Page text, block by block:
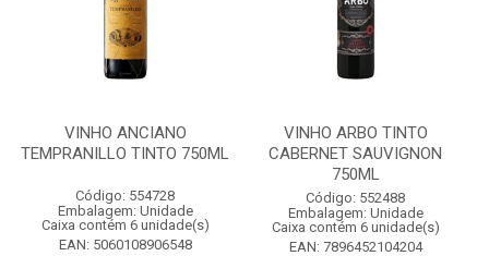
VINHO ANCIANO
TEMPRANILLO TINTO 750ML
Código: 554728
Embalagem: Unidade
Caixa contém 6 unidade(s)
EAN: 5060108906548
VINHO ARBO TINTO
CABERNET SAUVIGNON
750ML
Código: 552488
Embalagem: Unidade
Caixa contém 6 unidade(s)
EAN: 7896452104204